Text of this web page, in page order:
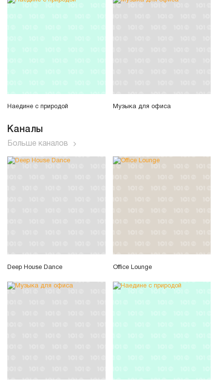
Наедине с природой Музыка для офиса
Каналы
Больше каналов
Deep House Dance Office Lounge